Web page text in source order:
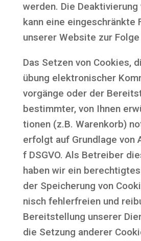
wer­den. Die Deak­ti­vie­rung
kann eine ein­ge­schränk­te
unse­rer Web­site zur Fol­ge
Das Set­zen von Coo­kies,
übung elek­tro­ni­scher
vor­gän­ge oder der
bestimm­ter, von Ihnen
tio­nen (z.B. Waren­korb)
erfolgt auf Grund­la­ge von
f DSGVO. Als Betrei­ber
haben wir ein
der Spei­che­rung von
nisch feh­ler­frei­en und
Bereit­stel­lung unse­rer
die Set­zung ande­rer